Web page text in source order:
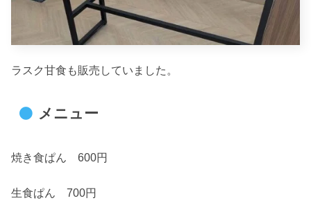
ラスク甘食も販売していました。
メニュー
焼き食ぱん 600円
生食ぱん 700円